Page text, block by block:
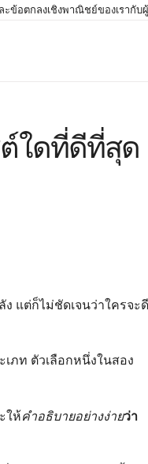
ข้อตกลงเชิงพาณิชย์ของเรากั
ต์ใดที่ดีที่สุด
ง แต่ก็ไม่ชัดเจนว่าใครจะดี
ภท ตัวเลือกหนึ่งในสอง
ให้คำอธิบายอย่างง่ายว่า